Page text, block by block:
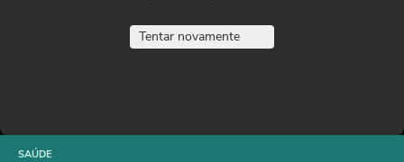
Tentar novamente
SAÚDE